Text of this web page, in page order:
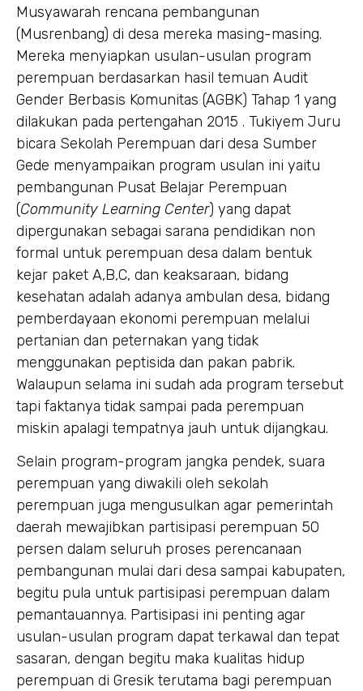
Musyawarah rencana pembangunan
(Musrenbang) di desa mereka masing-masing.
Mereka menyiapkan usulan-usulan program
perempuan berdasarkan hasil temuan Audit
Gender Berbasis Komunitas (AGBK) Tahap 1 yang
dilakukan pada pertengahan 2015 . Tukiyem Juru
bicara Sekolah Perempuan dari desa Sumber
Gede menyampaikan program usulan ini yaitu
pembangunan Pusat Belajar Perempuan
(Community Learning Center) yang dapat
dipergunakan sebagai sarana pendidikan non
formal untuk perempuan desa dalam bentuk
kejar paket A,B,C, dan keaksaraan, bidang
kesehatan adalah adanya ambulan desa, bidang
pemberdayaan ekonomi perempuan melalui
pertanian dan peternakan yang tidak
menggunakan peptisida dan pakan pabrik.
Walaupun selama ini sudah ada program tersebut
tapi faktanya tidak sampai pada perempuan
miskin apalagi tempatnya jauh untuk dijangkau.
Selain program-program jangka pendek, suara
perempuan yang diwakili oleh sekolah
perempuan juga mengusulkan agar pemerintah
daerah mewajibkan partisipasi perempuan 50
persen dalam seluruh proses perencanaan
pembangunan mulai dari desa sampai kabupaten,
begitu pula untuk partisipasi perempuan dalam
pemantauannya. Partisipasi ini penting agar
usulan-usulan program dapat terkawal dan tepat
sasaran, dengan begitu maka kualitas hidup
perempuan di Gresik terutama bagi perempuan